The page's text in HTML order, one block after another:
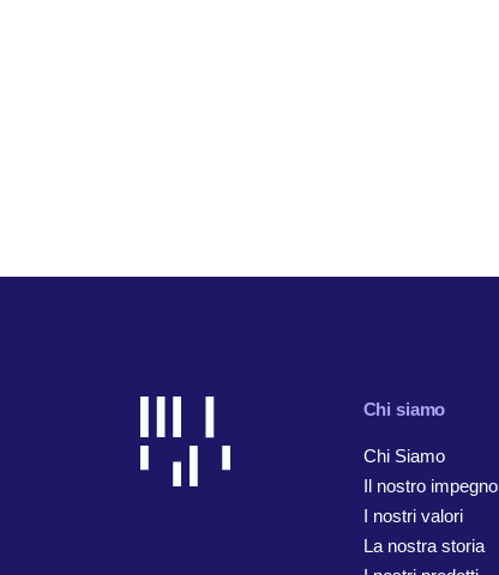
Chi siamo
Chi Siamo
Il nostro impegno
I nostri valori
La nostra storia